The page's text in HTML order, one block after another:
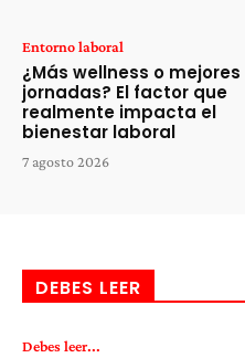
Entorno laboral
¿Más wellness o mejores
jornadas? El factor que
realmente impacta el
bienestar laboral
7 agosto 2026
DEBES LEER
Debes leer...